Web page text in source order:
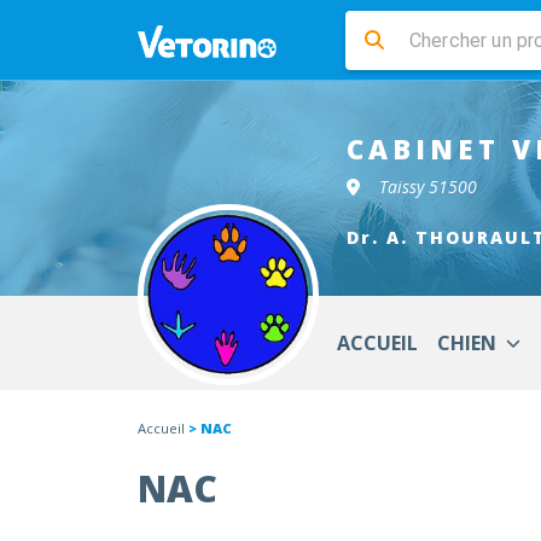
CABINET
Taissy 51500
Dr. A.
ACCUEIL CHIEN
Accueil > NAC
NAC